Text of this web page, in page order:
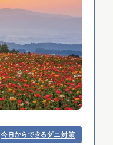
今日からできるダニ対策